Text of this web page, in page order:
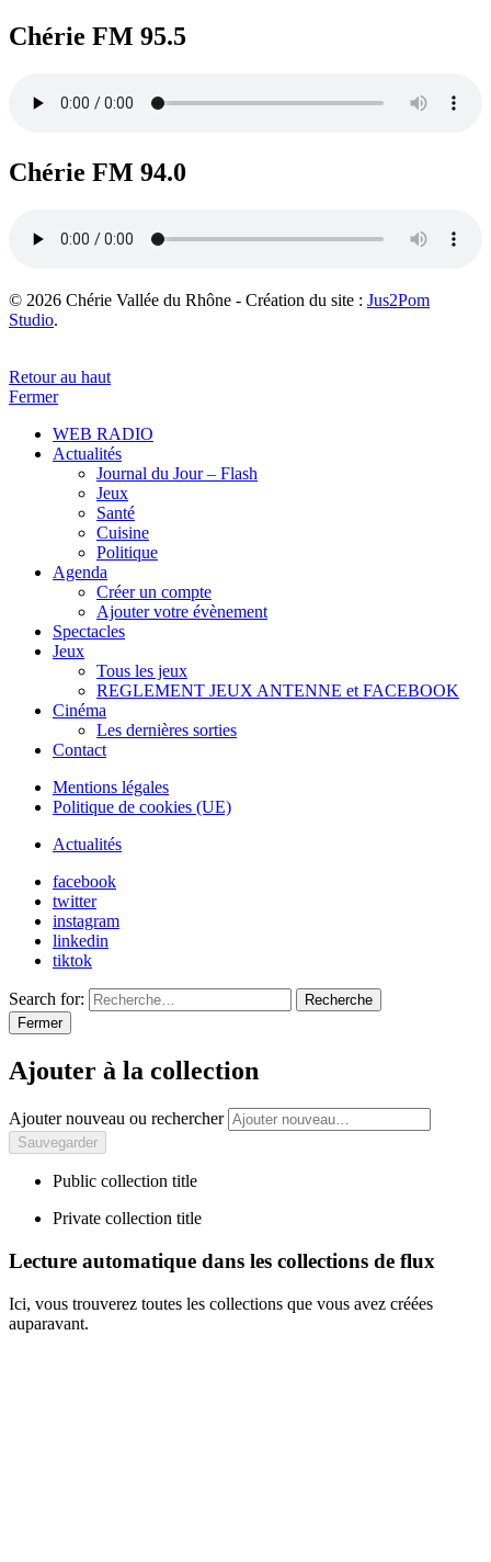
Chérie FM 95.5
Chérie FM 94.0
© 2026 Chérie Vallée du Rhône - Création du site : Jus2Pom
Studio.
Retour au haut
Fermer
WEB RADIO
Actualités
Journal du Jour – Flash
Jeux
Santé
Cuisine
Politique
Agenda
Créer un compte
Ajouter votre évènement
Spectacles
Jeux
Tous les jeux
REGLEMENT JEUX ANTENNE et FACEBOOK
Cinéma
Les dernières sorties
Contact
Mentions légales
Politique de cookies (UE)
Actualités
facebook
twitter
instagram
linkedin
tiktok
Search for:
Recherche
Fermer
Ajouter à la collection
Ajouter nouveau ou rechercher
Public collection title
Private collection title
Lecture automatique dans les collections de flux
Ici, vous trouverez toutes les collections que vous avez créées
auparavant.